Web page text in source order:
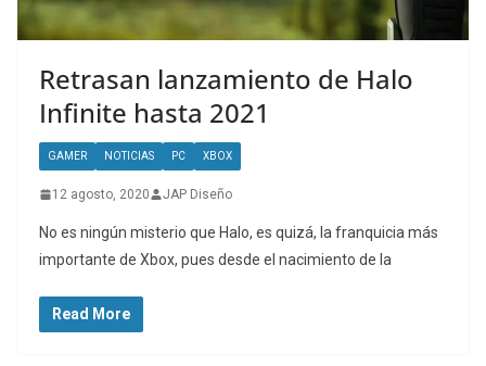
Retrasan lanzamiento de Halo
Infinite hasta 2021
GAMER NOTICIAS PC XBOX
12 agosto, 2020 JAP Diseño
No es ningún misterio que Halo, es quizá, la franquicia más
importante de Xbox, pues desde el nacimiento de la
Read More